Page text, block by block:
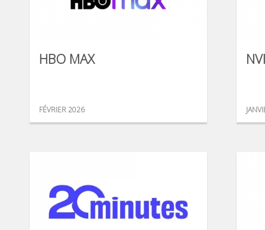
HBO MAX
FÉVRIER 2026